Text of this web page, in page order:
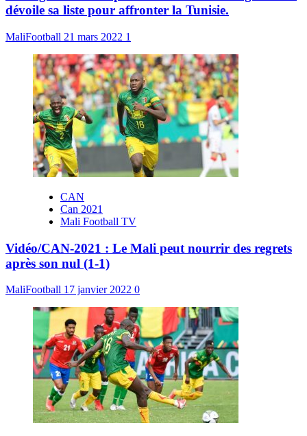
dévoile sa liste pour affronter la Tunisie.
MaliFootball 21 mars 2022 1
CAN
Can 2021
Mali Football TV
Vidéo/CAN-2021 : Le Mali peut nourrir des regrets
après son nul (1-1)
MaliFootball 17 janvier 2022 0